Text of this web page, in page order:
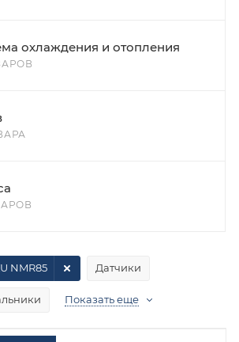
охлаждения и отопления
Датчики
NMR85
Показать еще